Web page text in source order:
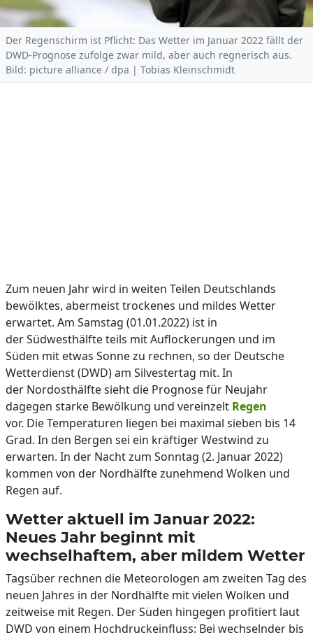
Der Regenschirm ist Pflicht: Das Wetter im Januar 2022 fällt der
DWD-Prognose zufolge zwar mild, aber auch regnerisch aus.
Bild: picture alliance / dpa | Tobias Kleinschmidt
Zum neuen Jahr wird in weiten Teilen Deutschlands
bewölktes, abermeist trockenes und mildes Wetter
erwartet. Am Samstag (01.01.2022) ist in
der Südwesthälfte teils mit Auflockerungen und im
Süden mit etwas Sonne zu rechnen, so der Deutsche
Wetterdienst (DWD) am Silvestertag mit. In
der Nordosthälfte sieht die Prognose für Neujahr
dagegen starke Bewölkung und vereinzelt Regen
vor. Die Temperaturen liegen bei maximal sieben bis 14
Grad. In den Bergen sei ein kräftiger Westwind zu
erwarten. In der Nacht zum Sonntag (2. Januar 2022)
kommen von der Nordhälfte zunehmend Wolken und
Regen auf.
Wetter aktuell im Januar 2022:
Neues Jahr beginnt mit
wechselhaftem, aber mildem Wetter
Tagsüber rechnen die Meteorologen am zweiten Tag des
neuen Jahres in der Nordhälfte mit vielen Wolken und
zeitweise mit Regen. Der Süden hingegen profitiert laut
DWD von einem Hochdruckeinfluss: Bei wechselnder bis